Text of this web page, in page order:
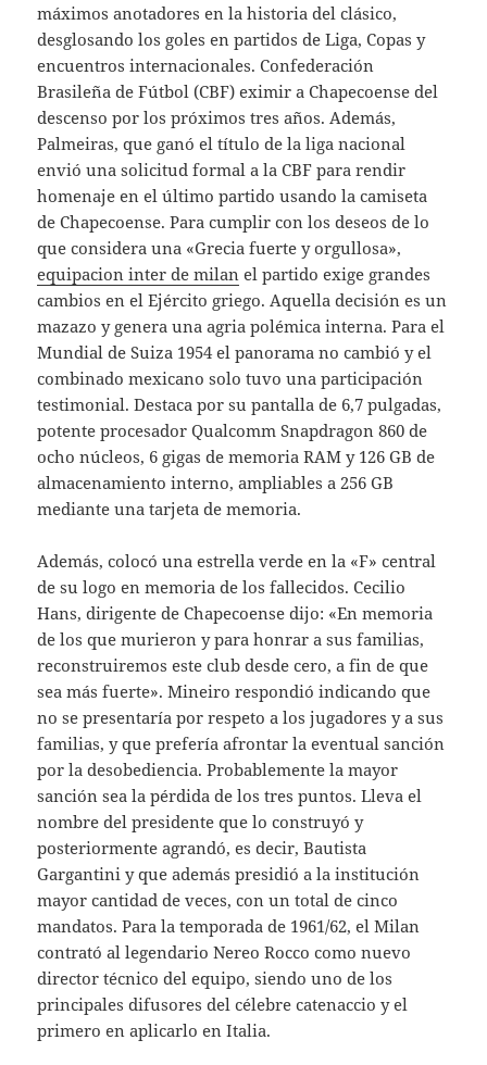
máximos anotadores en la historia del clásico,
desglosando los goles en partidos de Liga, Copas y
encuentros internacionales. Confederación
Brasileña de Fútbol (CBF) eximir a Chapecoense del
descenso por los próximos tres años. Además,
Palmeiras, que ganó el título de la liga nacional
envió una solicitud formal a la CBF para rendir
homenaje en el último partido usando la camiseta
de Chapecoense. Para cumplir con los deseos de lo
que considera una «Grecia fuerte y orgullosa»,
equipacion inter de milan el partido exige grandes
cambios en el Ejército griego. Aquella decisión es un
mazazo y genera una agria polémica interna. Para el
Mundial de Suiza 1954 el panorama no cambió y el
combinado mexicano solo tuvo una participación
testimonial. Destaca por su pantalla de 6,7 pulgadas,
potente procesador Qualcomm Snapdragon 860 de
ocho núcleos, 6 gigas de memoria RAM y 126 GB de
almacenamiento interno, ampliables a 256 GB
mediante una tarjeta de memoria.
Además, colocó una estrella verde en la «F» central
de su logo en memoria de los fallecidos. Cecilio
Hans, dirigente de Chapecoense dijo: «En memoria
de los que murieron y para honrar a sus familias,
reconstruiremos este club desde cero, a fin de que
sea más fuerte». Mineiro respondió indicando que
no se presentaría por respeto a los jugadores y a sus
familias, y que prefería afrontar la eventual sanción
por la desobediencia. Probablemente la mayor
sanción sea la pérdida de los tres puntos. Lleva el
nombre del presidente que lo construyó y
posteriormente agrandó, es decir, Bautista
Gargantini y que además presidió a la institución
mayor cantidad de veces, con un total de cinco
mandatos. Para la temporada de 1961/62, el Milan
contrató al legendario Nereo Rocco como nuevo
director técnico del equipo, siendo uno de los
principales difusores del célebre catenaccio y el
primero en aplicarlo en Italia.